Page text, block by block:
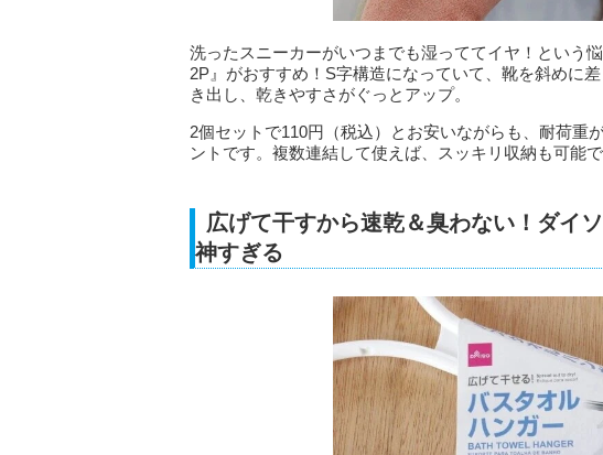
洗ったスニーカーがいつまでも湿っててイヤ！という
2P』がおすすめ！S字構造になっていて、靴を斜めに
き出し、乾きやすさがぐっとアップ。
2個セットで110円（税込）とお安いながらも、耐荷重
ントです。複数連結して使えば、スッキリ収納も可能で
広げて干すから速乾＆臭わない！ダイ
神すぎる